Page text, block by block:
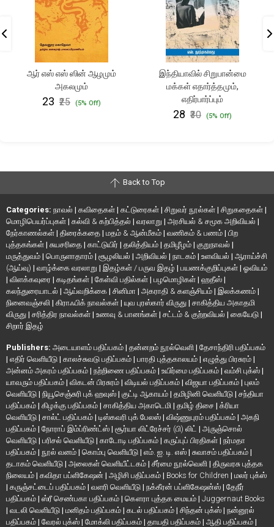
ஆர் எஸ் எஸ் ஸின் ஆழமும்
அகலமும்
₹23 ₹25 (5% Off)
இந்தியாவில் சிறுபான்மை
மக்கள் எதார்த்தமும்,
எதிர்பார்ப்பும்
₹28 ₹30 (5% Off)
Back to Top
Categories: நாவல் | கவிதைகள் | கட்டுரைகள் | சிறுவர் நூல்கள் | சிறுகதைகள் |
மொழிபெயர்ப்புகள் | கல்வி & கற்பித்தல் | வரலாறு | அரசியல் & சமூக அறிவியல் |
நேர்காணல்கள் | திரைக்கதை | மதம் & ஆன்மீகம் | வணிகம் & பணம் | பிற
புத்தகங்கள் | சுயசரிதை | காட்டுயிர் | தலித்தியம் | தமிழீழம் | குறுநாவல் |
மருத்துவம் | பொருளாதாரம் | சூழலியல் | அறிவியல் | நாடகம் | உளவியல் | ஆராய்ச்சி
(ஆய்வு) | வாழ்க்கை வரலாறு | இதழ்கள் / பருவ இதழ் | பயணக்குறிப்புகள் | ஓவியம்
| விளக்கவுரை | கடிதங்கள் | கேள்வி பதில்கள் | பழமொழிகள் | ஹதீஸ் |
கலந்துரையாடல் | ஆய்வறிக்கை | சினிமா | அகராதி & களஞ்சியம் | இலக்கணம் |
நினைவஞ்சலி | கிராஃபிக் நாவல்கள் | யுவ புரஸ்கார் விருது | சாகித்திய அகாதமி
விருது | சரித்திர நாவல்கள் | உணவு & பானங்கள் | சட்டம் & குற்றவியல் | கையேடு |
சிறார் இதழ்
Publishers: அடையாளம் பதிப்பகம் | தன்னறம் நூல்வெளி | தேசாந்திரி பதிப்பகம்
| எதிர் வெளியீடு | காலச்சுவடு பதிப்பகம் | பாரதி புத்தகாலயம் | எழுத்து பிரசுரம் |
அன்னம் அகரம் பதிப்பகம் | நற்றிணை பதிப்பகம் | உயிர்மை பதிப்பகம் | வம்சி புக்ஸ் |
யாவரும் பதிப்பகம் | விகடன் பிரசுரம் | விடியல் பதிப்பகம் | விஜயா பதிப்பகம் | புலம்
வெளியீடு | நியூசெஞ்சுரி புக் ஹவுஸ் | குட்டி ஆகாயம் | தமிழினி வெளியீடு | சந்தியா
பதிப்பகம் | கிழக்கு பதிப்பகம் | சாகித்திய அகாடெமி | தமிழ் திசை | க்ரியா
வெளியீடு | சால்ட் பதிப்பகம் | டிஸ்கவரி புக் பேலஸ் | விஷ்ணுபுரம் பதிப்பகம் | அகநி
பதிப்பகம் | நோராப் இம்ப்ரிண்ட்ஸ் | சூர்யா லிட்ரேச்சர் (பி) லிட் | அருஞ்சொல்
வெளியீடு | பரிசல் வெளியீடு | காடோடி பதிப்பகம் | கருப்புப் பிரதிகள் | நர்மதா
பதிப்பகம் | நூல் வனம் | கொம்பு வெளியீடு | எம். ஐ. டி. எஸ் | சுவாசம் பதிப்பகம் |
தடாகம் வெளியீடு | அலைகள் வெளியீட்டகம் | சீர்மை நூல்வெளி | திருவரசு புத்தக
நிலையம் | கவிதா பப்ளிகேஷன் | அழிசி பதிப்பகம் | Books for Children | மலர் புக்ஸ்
| கருஞ்சட்டைப் பதிப்பகம் | வளரி வெளியீடு | நக்கீரன் பப்ளிகேஷன்ஸ் | தேநீர்
பதிப்பகம் | ஸ்ரீ செண்பகா பதிப்பகம் | கௌரா புத்தக மையம் | Juggernaut Books
| வடலி வெளியீடு | மனிதம் பதிப்பகம் | கடல் பதிப்பகம் | சிந்தன் புக்ஸ் | நன்னூல்
பதிப்பகம் | வேரல் புக்ஸ் | மோக்லி பதிப்பகம் | தாயதி பதிப்பகம் | ஆதி பதிப்பகம் |